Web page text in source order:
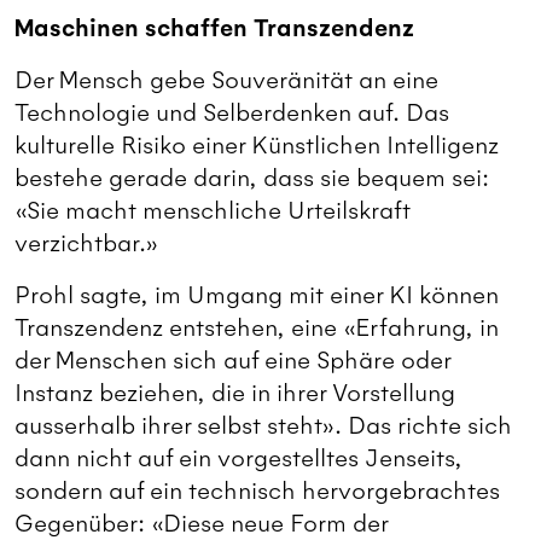
Maschinen schaffen Transzendenz
Der Mensch gebe Souveränität an eine
Technologie und Selberdenken auf. Das
kulturelle Risiko einer Künstlichen Intelligenz
bestehe gerade darin, dass sie bequem sei:
«Sie macht menschliche Urteilskraft
verzichtbar.»
Prohl sagte, im Umgang mit einer KI können
Transzendenz entstehen, eine «Erfahrung, in
der Menschen sich auf eine Sphäre oder
Instanz beziehen, die in ihrer Vorstellung
ausserhalb ihrer selbst steht». Das richte sich
dann nicht auf ein vorgestelltes Jenseits,
sondern auf ein technisch hervorgebrachtes
Gegenüber: «Diese neue Form der